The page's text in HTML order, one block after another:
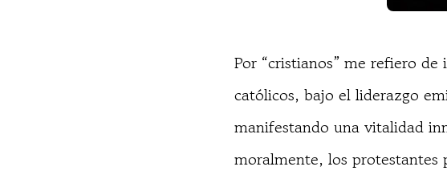
Por “cristianos” me refiero
católicos, bajo el liderazgo
manifestando una vitalidad
moralmente, los protestantes